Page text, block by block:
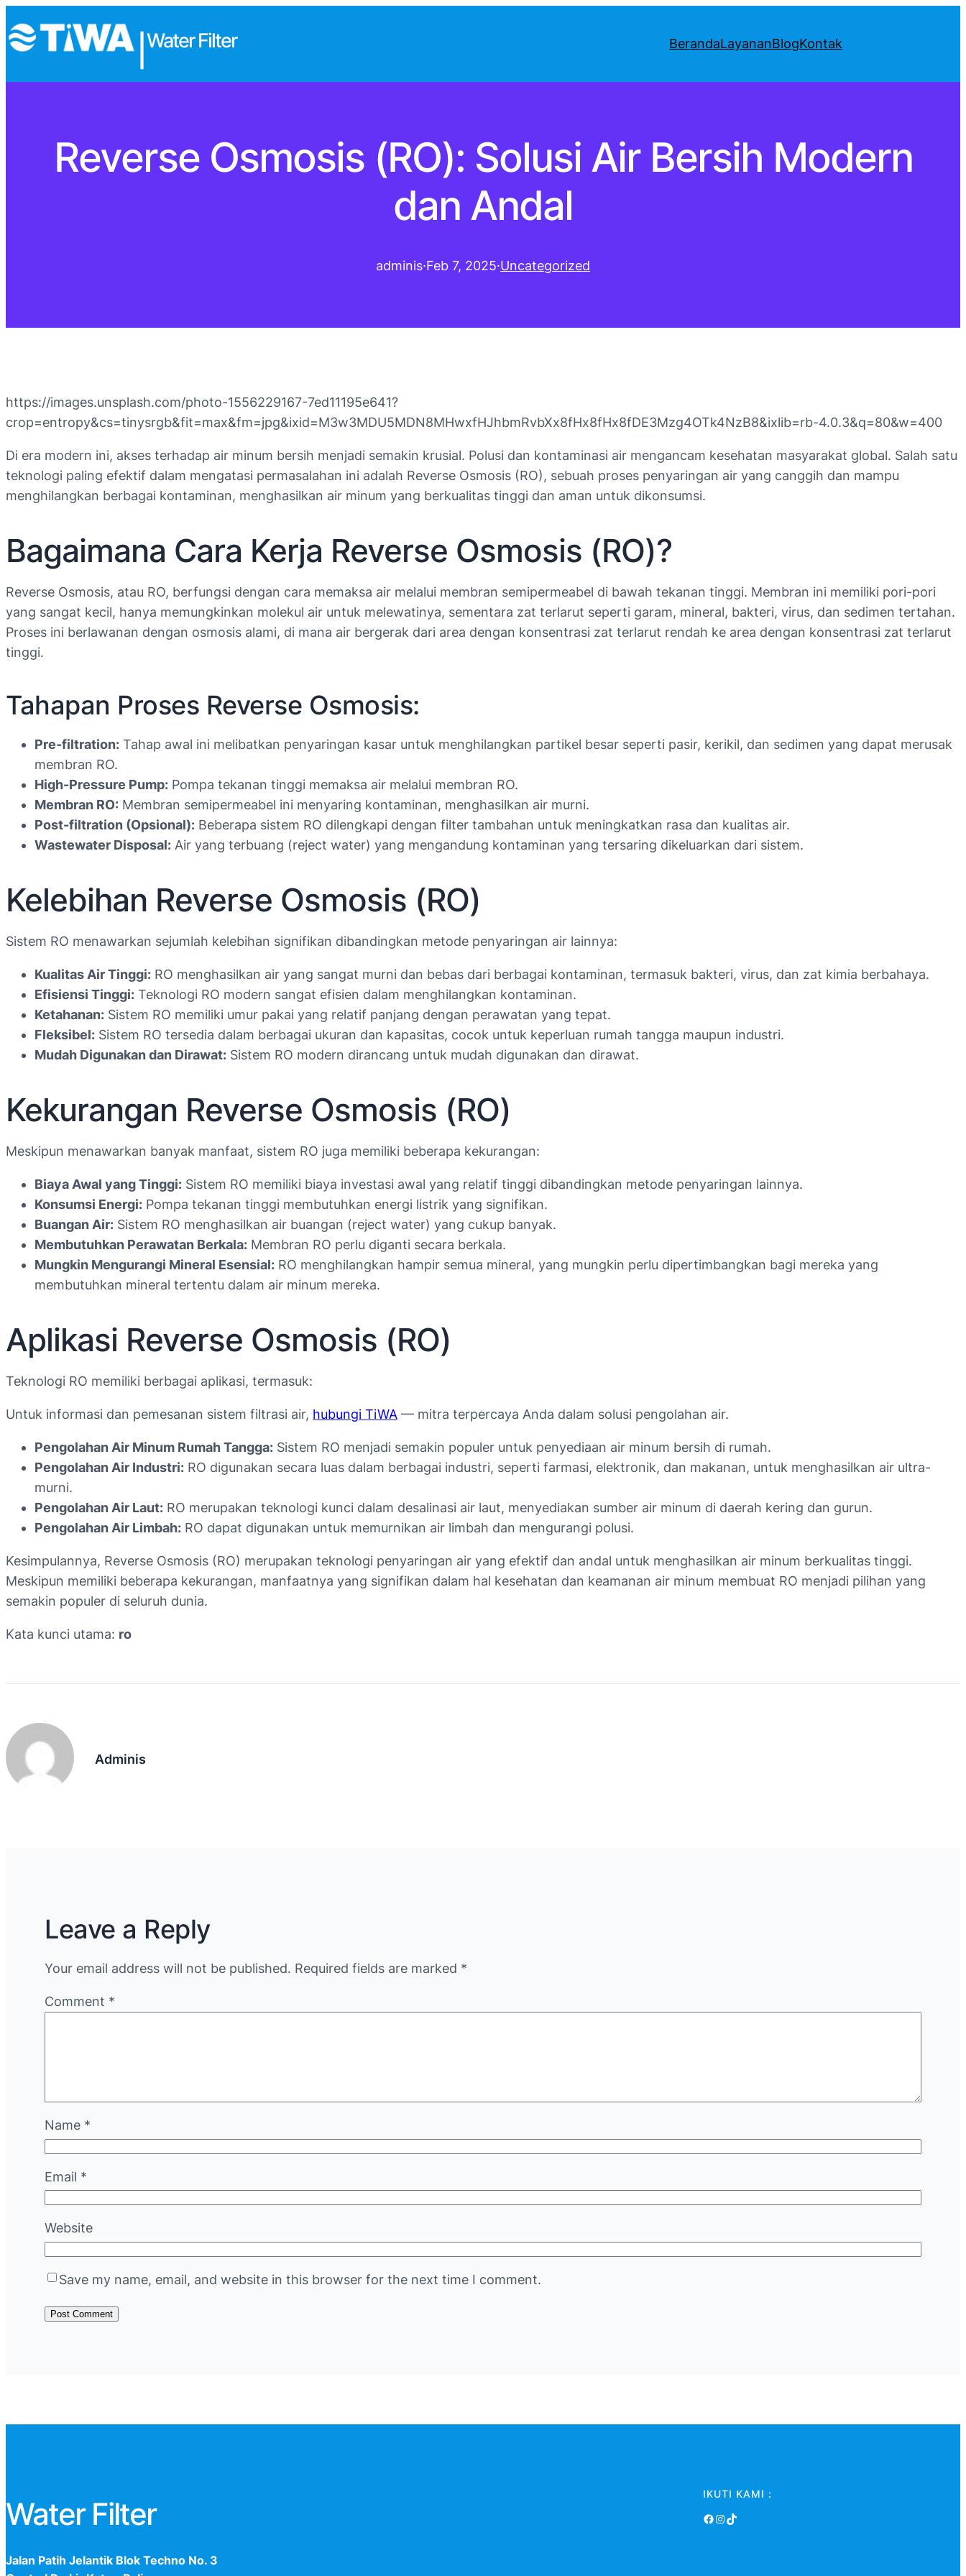
Water Filter BerandaLayananBlogKontak
Reverse Osmosis (RO): Solusi Air Bersih Modern
dan Andal
adminis·Feb 7, 2025·Uncategorized
https://images.unsplash.com/photo-1556229167-7ed11195e641?
crop=entropy&cs=tinysrgb&fit=max&fm=jpg&ixid=M3w3MDU5MDN8MHwxfHJhbmRvbXx8fHx8fHx8fDE3Mzg4OTk4NzB8&ixlib=rb-4.0.3&q=80&w=400
Di era modern ini, akses terhadap air minum bersih menjadi semakin krusial. Polusi dan kontaminasi air mengancam kesehatan masyarakat global. Salah satu
teknologi paling efektif dalam mengatasi permasalahan ini adalah Reverse Osmosis (RO), sebuah proses penyaringan air yang canggih dan mampu
menghilangkan berbagai kontaminan, menghasilkan air minum yang berkualitas tinggi dan aman untuk dikonsumsi.
Bagaimana Cara Kerja Reverse Osmosis (RO)?
Reverse Osmosis, atau RO, berfungsi dengan cara memaksa air melalui membran semipermeabel di bawah tekanan tinggi. Membran ini memiliki pori-pori
yang sangat kecil, hanya memungkinkan molekul air untuk melewatinya, sementara zat terlarut seperti garam, mineral, bakteri, virus, dan sedimen tertahan.
Proses ini berlawanan dengan osmosis alami, di mana air bergerak dari area dengan konsentrasi zat terlarut rendah ke area dengan konsentrasi zat terlarut
tinggi.
Tahapan Proses Reverse Osmosis:
Pre-filtration: Tahap awal ini melibatkan penyaringan kasar untuk menghilangkan partikel besar seperti pasir, kerikil, dan sedimen yang dapat merusak
membran RO.
High-Pressure Pump: Pompa tekanan tinggi memaksa air melalui membran RO.
Membran RO: Membran semipermeabel ini menyaring kontaminan, menghasilkan air murni.
Post-filtration (Opsional): Beberapa sistem RO dilengkapi dengan filter tambahan untuk meningkatkan rasa dan kualitas air.
Wastewater Disposal: Air yang terbuang (reject water) yang mengandung kontaminan yang tersaring dikeluarkan dari sistem.
Kelebihan Reverse Osmosis (RO)
Sistem RO menawarkan sejumlah kelebihan signifikan dibandingkan metode penyaringan air lainnya:
Kualitas Air Tinggi: RO menghasilkan air yang sangat murni dan bebas dari berbagai kontaminan, termasuk bakteri, virus, dan zat kimia berbahaya.
Efisiensi Tinggi: Teknologi RO modern sangat efisien dalam menghilangkan kontaminan.
Ketahanan: Sistem RO memiliki umur pakai yang relatif panjang dengan perawatan yang tepat.
Fleksibel: Sistem RO tersedia dalam berbagai ukuran dan kapasitas, cocok untuk keperluan rumah tangga maupun industri.
Mudah Digunakan dan Dirawat: Sistem RO modern dirancang untuk mudah digunakan dan dirawat.
Kekurangan Reverse Osmosis (RO)
Meskipun menawarkan banyak manfaat, sistem RO juga memiliki beberapa kekurangan:
Biaya Awal yang Tinggi: Sistem RO memiliki biaya investasi awal yang relatif tinggi dibandingkan metode penyaringan lainnya.
Konsumsi Energi: Pompa tekanan tinggi membutuhkan energi listrik yang signifikan.
Buangan Air: Sistem RO menghasilkan air buangan (reject water) yang cukup banyak.
Membutuhkan Perawatan Berkala: Membran RO perlu diganti secara berkala.
Mungkin Mengurangi Mineral Esensial: RO menghilangkan hampir semua mineral, yang mungkin perlu dipertimbangkan bagi mereka yang
membutuhkan mineral tertentu dalam air minum mereka.
Aplikasi Reverse Osmosis (RO)
Teknologi RO memiliki berbagai aplikasi, termasuk:
Untuk informasi dan pemesanan sistem filtrasi air, hubungi TiWA — mitra terpercaya Anda dalam solusi pengolahan air.
Pengolahan Air Minum Rumah Tangga: Sistem RO menjadi semakin populer untuk penyediaan air minum bersih di rumah.
Pengolahan Air Industri: RO digunakan secara luas dalam berbagai industri, seperti farmasi, elektronik, dan makanan, untuk menghasilkan air ultra-
murni.
Pengolahan Air Laut: RO merupakan teknologi kunci dalam desalinasi air laut, menyediakan sumber air minum di daerah kering dan gurun.
Pengolahan Air Limbah: RO dapat digunakan untuk memurnikan air limbah dan mengurangi polusi.
Kesimpulannya, Reverse Osmosis (RO) merupakan teknologi penyaringan air yang efektif dan andal untuk menghasilkan air minum berkualitas tinggi.
Meskipun memiliki beberapa kekurangan, manfaatnya yang signifikan dalam hal kesehatan dan keamanan air minum membuat RO menjadi pilihan yang
semakin populer di seluruh dunia.
Kata kunci utama: ro
Adminis
Leave a Reply
Your email address will not be published. Required fields are marked *
Comment *
Name *
Email *
Website
Save my name, email, and website in this browser for the next time I comment.
Water Filter
Jalan Patih Jelantik Blok Techno No. 3
IKUTI KAMI :
Facebook Instagram TikTok